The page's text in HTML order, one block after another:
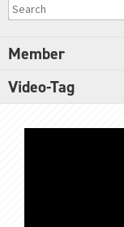
Member
Video-Tag